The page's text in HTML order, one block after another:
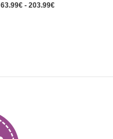
63.99€ - 203.99€